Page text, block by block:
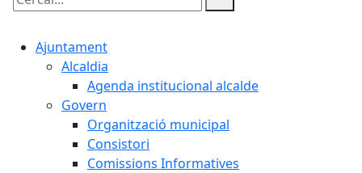
Cercar:
Ajuntament
Alcaldia
Agenda institucional alcalde
Govern
Organització municipal
Consistori
Comissions Informatives